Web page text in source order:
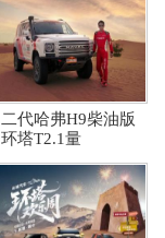
二代哈弗H9柴油版
环塔T2.1量